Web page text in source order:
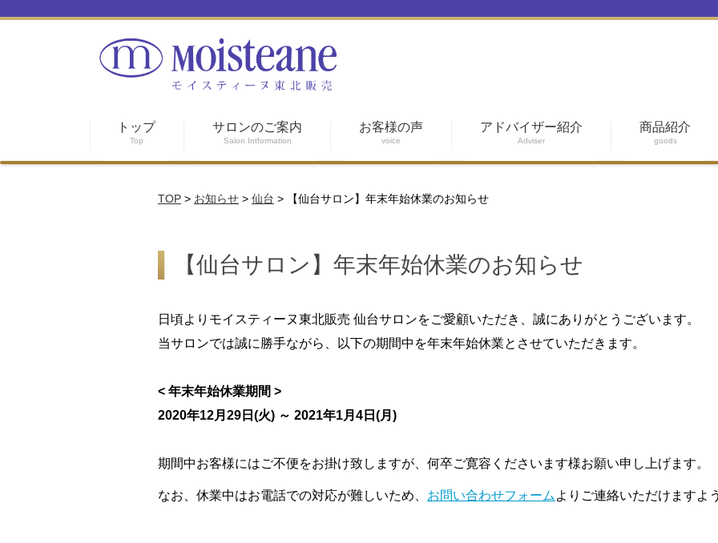
トップ
Top
サロンのご案内
Salon Intformation
お客様の声
voice
アドバイザー紹介
Adviser
商品紹介
goods
TOP > お知らせ > 仙台 > 【仙台サロン】年末年始休業のお知らせ
【仙台サロン】年末年始休業のお知らせ
日頃よりモイスティーヌ東北販売 仙台サロンをご愛顧いただき、誠にありがとうございます。
当サロンでは誠に勝手ながら、以下の期間中を年末年始休業とさせていただきます。
< 年末年始休業期間 >
2020年12月29日(火) ～ 2021年1月4日(月)
期間中お客様にはご不便をお掛け致しますが、何卒ご寛容くださいます様お願い申し上げます。
なお、休業中はお電話での対応が難しいため、 お問い合わせフォーム よりご連絡いただけますよ